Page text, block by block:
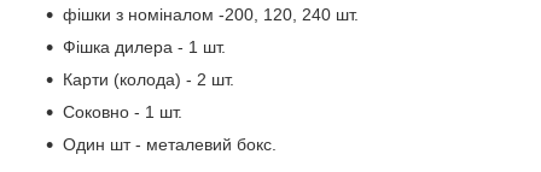
фішки з номіналом -200, 120, 240 шт.
Фішка дилера - 1 шт.
Карти (колода) - 2 шт.
Соковно - 1 шт.
Один шт - металевий бокс.